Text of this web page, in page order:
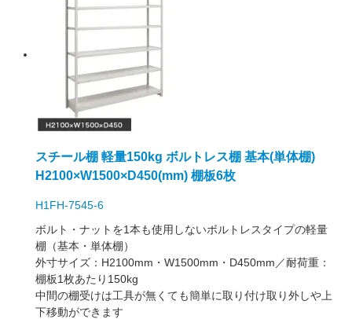
スチール棚 軽量150kg ボルトレス棚 基本(単体棚)
H2100×W1500×D450(mm) 棚板6枚
H1FH-7545-6
ボルト・ナットを1本も使用しないボルトレスタイプの軽量
棚（基本・単体棚）
外寸サイズ：H2100mm・W1500mm・D450mm／耐荷重：
棚板1枚あたり150kg
中間の棚受けは工具が無くても簡単に取り付け取り外しや上
下移動ができます